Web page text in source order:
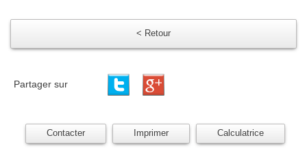
< Retour
Partager sur
Contacter Imprimer Calculatrice